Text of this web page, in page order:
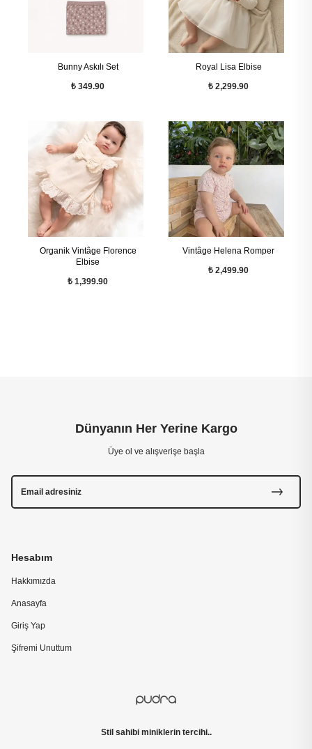
Bunny Askılı Set
₺ 349.90
Royal Lisa Elbise
₺ 2,299.90
Organik Vintâge Florence
Elbise
₺ 1,399.90
Vintâge Helena Romper
₺ 2,499.90
Stil sahibi miniklerin tercihi..
Hesabım
Hakkımızda
Anasayfa
Giriş Yap
Şifremi Unuttum
Dünyanın Her Yerine Kargo
Üye ol ve alışverişe başla